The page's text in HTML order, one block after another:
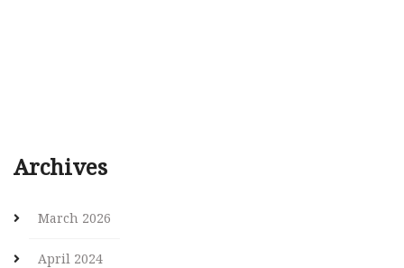
Archives
March 2026
April 2024